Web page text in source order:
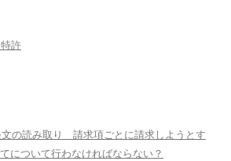
許
の読み取り 請求項ごとに請求しようとす
について行わなければならない？